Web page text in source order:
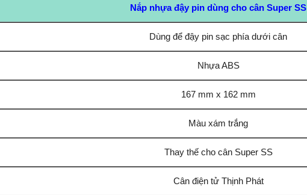
Nắp nhựa đậy pin dùng cho cân Super SS
Dùng để đậy pin sạc phía dưới cân
Nhựa ABS
167 mm x 162 mm
Màu xám trắng
Thay thế cho cân Super SS
Cân điện tử Thịnh Phát